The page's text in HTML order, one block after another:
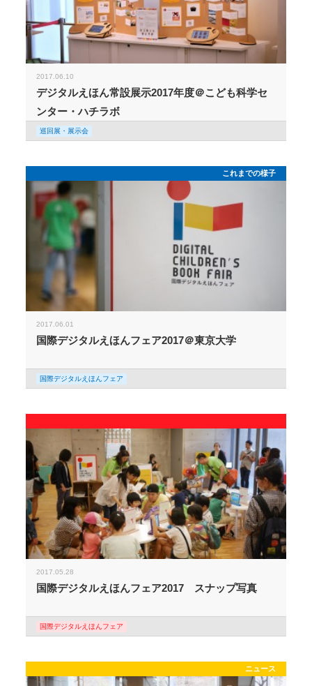
2017.06.10
デジタルえほん常設展示2017年度＠こども科学セ
ンター・ハチラボ
巡回展・展示会
これまでの様子
2017.06.01
国際デジタルえほんフェア2017＠東京大学
国際デジタルえほんフェア
2017.05.28
国際デジタルえほんフェア2017 スナップ写真
国際デジタルえほんフェア
ニュース